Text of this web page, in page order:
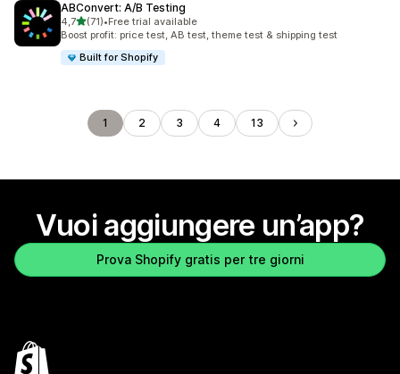
ABConvert: A/B Testing
4,7stelle su 5
(71)
71 recensioni totali
•Free trial available
Boost profit: price test, AB test, theme test & shipping test
Built for Shopify
1 2 3 4 13
Vuoi aggiungere un’app?
Prova Shopify gratis per tre giorni